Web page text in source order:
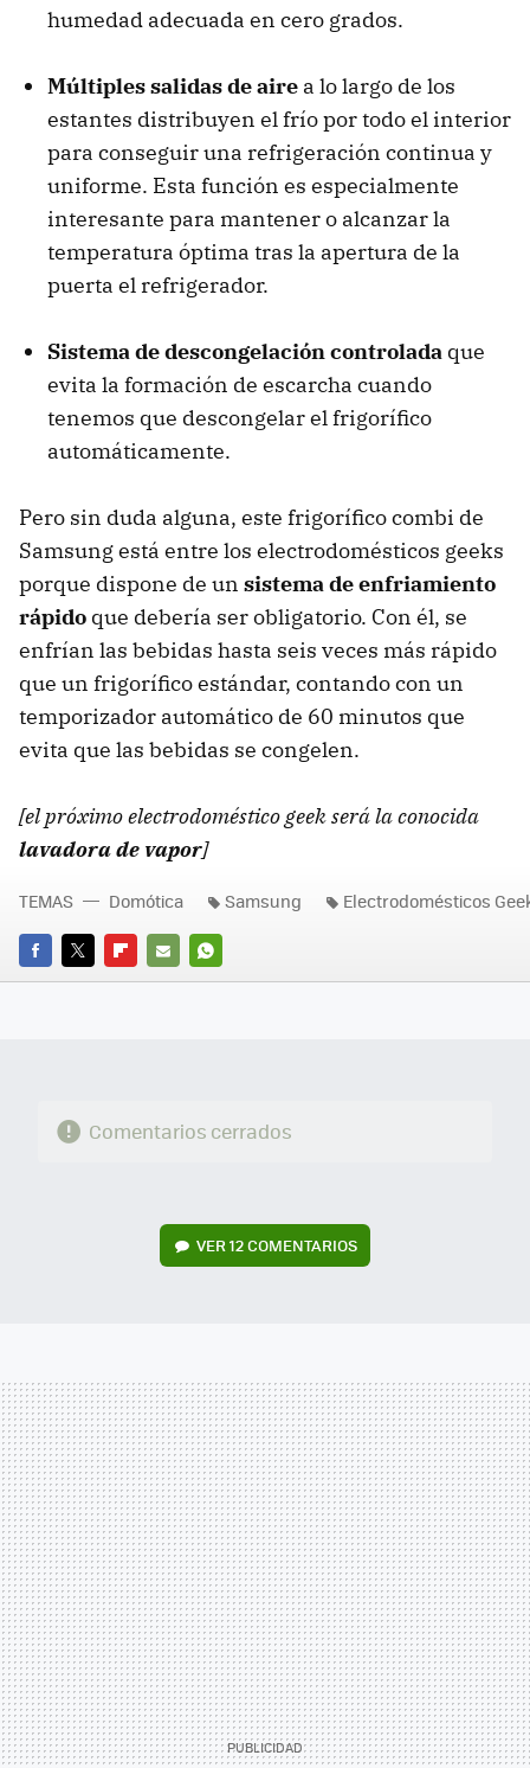
humedad adecuada en cero grados.
Múltiples salidas de aire a lo largo de los
estantes distribuyen el frío por todo el interior
para conseguir una refrigeración continua y
uniforme. Esta función es especialmente
interesante para mantener o alcanzar la
temperatura óptima tras la apertura de la
puerta el refrigerador.
Sistema de descongelación controlada que
evita la formación de escarcha cuando
tenemos que descongelar el frigorífico
automáticamente.
Pero sin duda alguna, este frigorífico combi de
Samsung está entre los electrodomésticos geeks
porque dispone de un sistema de enfriamiento
rápido que debería ser obligatorio. Con él, se
enfrían las bebidas hasta seis veces más rápido
que un frigorífico estándar, contando con un
temporizador automático de 60 minutos que
evita que las bebidas se congelen.
[el próximo electrodoméstico geek será la conocida
lavadora de vapor]
FACEBOOK
TWITTERFLIPBOARD
E-
WHATSAPP
TEMAS Domótica Samsung Electrodomésticos
Comentarios cerrados
VER12 COMENTARIOS